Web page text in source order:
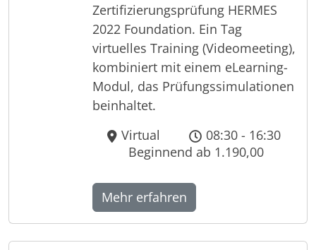
Zertifizierungsprüfung HERMES
2022 Foundation. Ein Tag
virtuelles Training (Videomeeting),
kombiniert mit einem eLearning-
Modul, das Prüfungssimulationen
beinhaltet.
Virtual
08:30 - 16:30
Beginnend ab 1.190,00
Mehr erfahren